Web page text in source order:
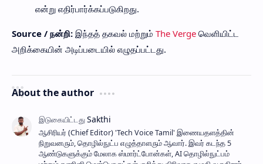
என்று எதிர்பார்க்கப்படுகிறது.
Source / நன்றி: இந்தத் தகவல் மற்றும் The Verge வெளியிட்ட
அறிக்கையின் அடிப்படையில் எழுதப்பட்டது.
About the author
ஆசிரியர் (Chief Editor) ​'Tech Voice Tamil' இணையதளத்தின்
நிறுவனரும், தொழில்நுட்ப எழுத்தாளரும் ஆவார். இவர் கடந்த 5
ஆண்டுகளுக்கும் மேலாக ஸ்மார்ட்போன்கள், AI தொழில்நுட்பம்